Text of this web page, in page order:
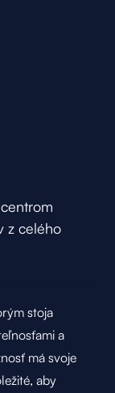
z celého
stoja
a
má svoje
aby